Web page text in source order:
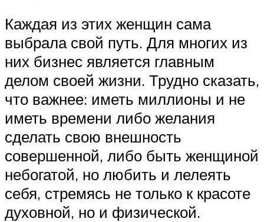
Каждая из этих женщин сама
выбрала свой путь. Для многих из
них бизнес является главным
делом своей жизни. Трудно сказать,
что важнее: иметь миллионы и не
иметь времени либо желания
сделать свою внешность
совершенной, либо быть женщиной
небогатой, но любить и лелеять
себя, стремясь не только к красоте
духовной, но и физической.